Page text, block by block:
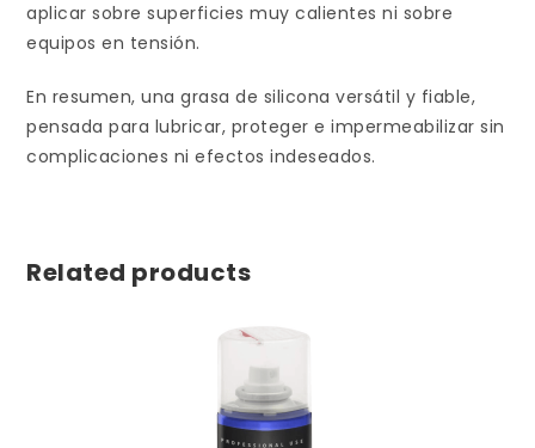
aplicar sobre superficies muy calientes ni sobre
equipos en tensión.
En resumen, una grasa de silicona versátil y fiable,
pensada para lubricar, proteger e impermeabilizar sin
complicaciones ni efectos indeseados.
Related products